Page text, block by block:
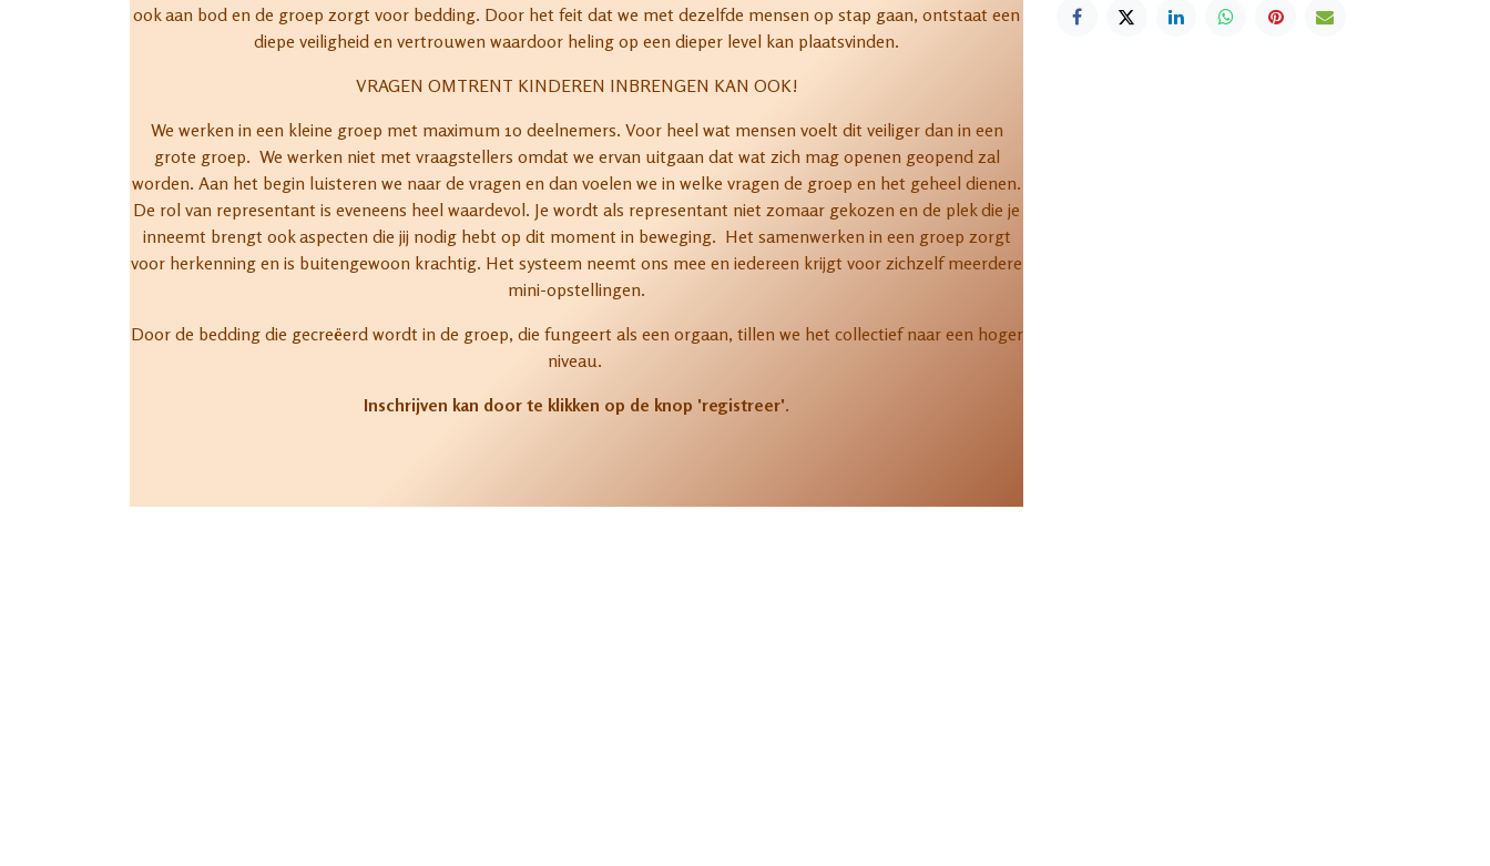
ook aan bod en de groep zorgt voor bedding. Door het feit dat we met dezelfde mensen op stap gaan, ontstaat een
diepe veiligheid en vertrouwen waardoor heling op een dieper level kan plaatsvinden.
VRAGEN OMTRENT KINDEREN INBRENGEN KAN OOK!
We werken in een kleine groep met maximum 10 deelnemers. Voor heel wat mensen voelt dit veiliger dan in een
grote groep. We werken niet met vraagstellers omdat we ervan uitgaan dat wat zich mag openen geopend zal
worden. Aan het begin luisteren we naar de vragen en dan voelen we in welke vragen de groep en het geheel dienen.
De rol van representant is eveneens heel waardevol. Je wordt als representant niet zomaar gekozen en de plek die je
inneemt brengt ook aspecten die jij nodig hebt op dit moment in beweging. Het samenwerken in een groep zorgt
voor herkenning en is buitengewoon krachtig. Het systeem neemt ons mee en iedereen krijgt voor zichzelf meerdere
mini-opstellingen.
Door de bedding die gecreëerd wordt in de groep, die fungeert als een orgaan, tillen we het collectief naar een hoger
niveau.
Inschrijven kan door te klikken op de knop 'registreer'.